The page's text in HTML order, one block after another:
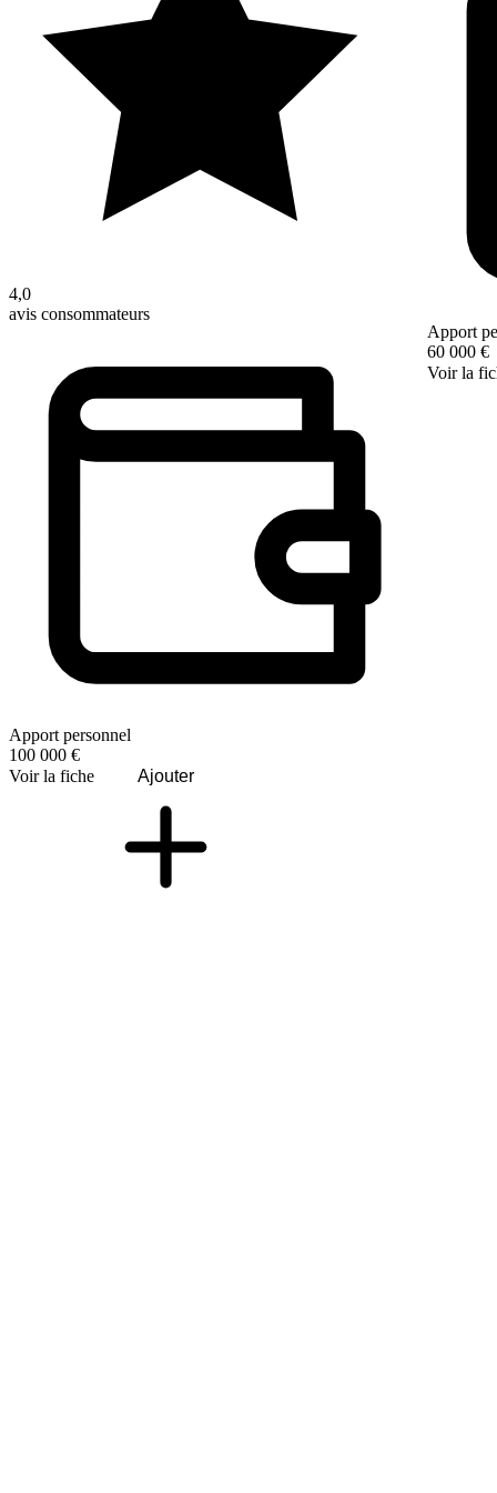
4,0
avis consommateurs
Apport personnel
100 000 €
Voir la fiche
Ajouter
Apport
60 000 €
Voir la